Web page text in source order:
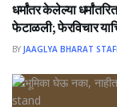
धर्मांतर केलेल्या
फेटाळली; फेरविचार
BY JAAGLYA BHARAT